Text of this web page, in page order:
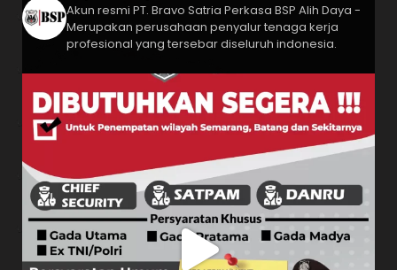
Akun resmi PT. Bravo Satria Perkasa BSP Alih Daya -
Merupakan perusahaan penyalur tenaga kerja
profesional yang tersebar diseluruh indonesia.